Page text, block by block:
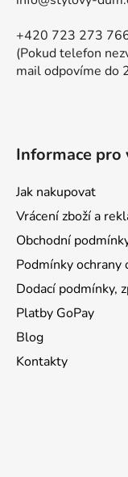
+420 723 273
(Pokud telefon
mail odpovíme do
Informace pro
Jak nakupovat
Vrácení zboží a
Obchodní
Podmínky ochrany
Dodací podmínky,
Platby GoPay
Blog
Kontakty